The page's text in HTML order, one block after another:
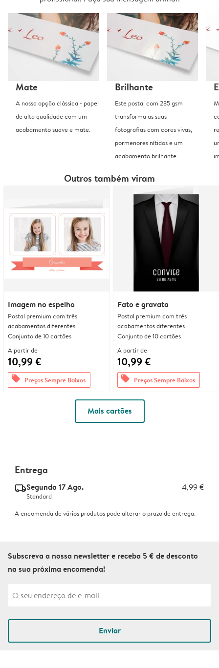
Mate
A nossa opção clássica - papel
de alta qualidade com um
acabamento suave e mate.
Brilhante
Este postal com 235 gsm
transforma as suas
fotografias com cores vivas,
pormenores nítidos e um
acabamento brilhante.
Outros também viram
Imagem no espelho
Postal premium com três
acabamentos diferentes
Conjunto de 10 cartões
A partir de
10,99 €
offers Preços Sempre Baixos
Fato e gravata
Postal premium com três
acabamentos diferentes
Conjunto de 10 cartões
A partir de
10,99 €
offers Preços Sempre Baixos
Mais cartões
Entrega
delivery_standard_v2Segunda 17 Ago. 4,99 €
Standard
A encomenda de vários produtos pode alterar o prazo de entrega.
Subscreva a nossa newsletter e receba 5 € de desconto
na sua próxima encomenda!
Enviar